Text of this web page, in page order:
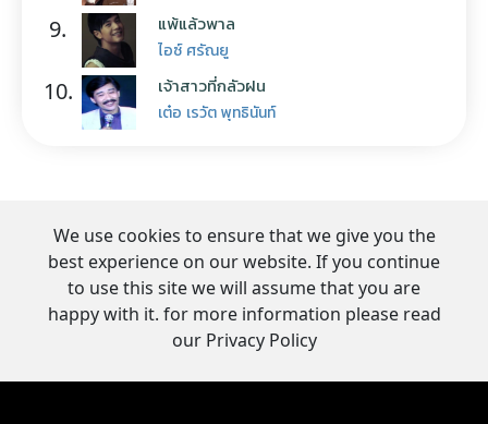
9. แพ้แล้วพาล
ไอซ์ ศรัณยู
10. เจ้าสาวที่กลัวฝน
เต๋อ เรวัต พุทธินันท์
We use cookies to ensure that we give you the
best experience on our website. If you continue
to use this site we will assume that you are
happy with it. for more information please read
our Privacy Policy